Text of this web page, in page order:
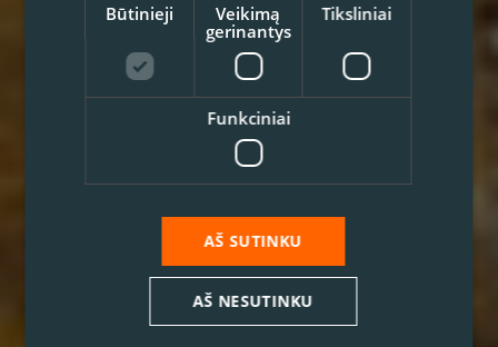
Būtinieji
Veikimą
gerinantys
Tiksliniai
Funkciniai
AŠ SUTINKU
AŠ NESUTINKU